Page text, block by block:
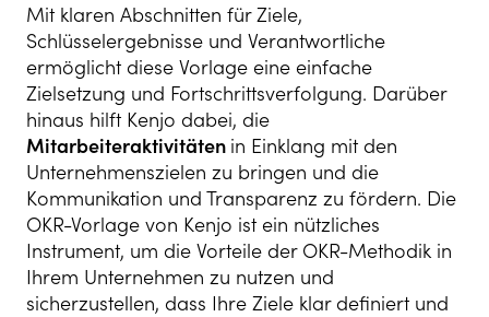
Mit klaren Abschnitten für Ziele,
Schlüsselergebnisse und Verantwortliche
ermöglicht diese Vorlage eine einfache
Zielsetzung und Fortschrittsverfolgung. Darüber
hinaus hilft Kenjo dabei, die
Mitarbeiteraktivitäten in Einklang mit den
Unternehmenszielen zu bringen und die
Kommunikation und Transparenz zu fördern. Die
OKR-Vorlage von Kenjo ist ein nützliches
Instrument, um die Vorteile der OKR-Methodik in
Ihrem Unternehmen zu nutzen und
sicherzustellen, dass Ihre Ziele klar definiert und